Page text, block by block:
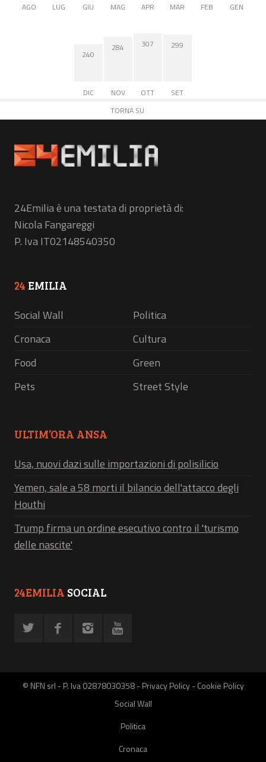
AGO
LUG GIU MAG APR MAR FEB GEN
240
DIC
284
NOV
307
OTT
299
SET
TORNA SU
24Emilia è una testata di proprietà di:
Nicola Fangareggi
P. Iva IT02148540350
24 EMILIA
Social Wall
Politica
Cronaca
Cultura
Food
Green
Pets
Street Style
ULTIM’ORA ANSA
Usa, nuovi dazi sulle importazioni di polisilicio
Yemen, sale a 58 morti il bilancio dell'attacco degli
Houthi
Trump firma un ordine esecutivo contro il 'turismo
delle nascite'
24EMILIA SOCIAL
© NFN srl - P. Iva 02878030358 -Privacy Policy-Cookie Policy
Social Wall
Politica
Cronaca